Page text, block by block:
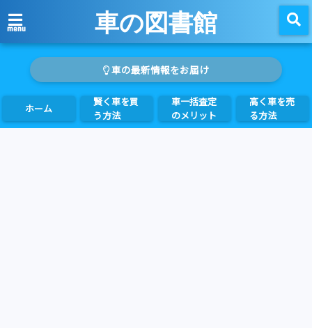
menu 車の図書館
車の最新情報をお届け
ホーム
賢く車を買
う方法
車一括査定
のメリット
高く車を売
る方法